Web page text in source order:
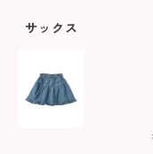
サックス